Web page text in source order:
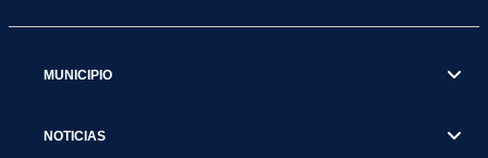
MUNICIPIO
NOTICIAS